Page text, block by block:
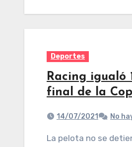
Deportes
Racing igualó
final de la
14/07/2021 No
La pelota no se detiene en Sudamérica. A los pocos días de la finalización de la Copa